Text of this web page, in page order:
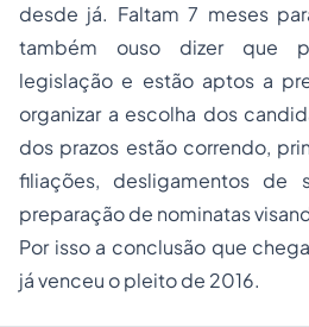
desde já. Faltam 7 meses
também ouso dizer que
legislação e estão aptos a
organizar a escolha dos
dos prazos estão correndo,
filiações, desligamentos de
preparação de nominatas
Por isso a conclusão que
já venceu o pleito de 2016.